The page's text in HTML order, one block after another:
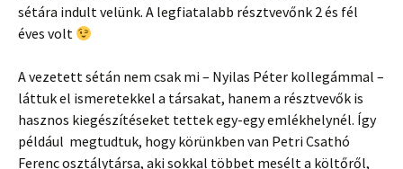
sétára indult velünk. A legfiatalabb résztvevőnk 2 és fél
éves volt
A vezetett sétán nem csak mi – Nyilas Péter kollegámmal –
láttuk el ismeretekkel a társakat, hanem a résztvevők is
hasznos kiegészítéseket tettek egy-egy emlékhelynél. Így
például megtudtuk, hogy körünkben van Petri Csathó
Ferenc osztálytársa, aki sokkal többet mesélt a költőről,